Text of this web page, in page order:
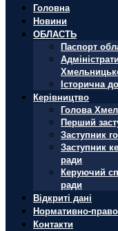
Головна
Новини
ОБЛАСТЬ
Паспорт
Історична
Керівництво
Голова
Перший
Заступник
Заступник
ради
Керуючий
ради
Відкриті дані
Нормативно-
Контакти